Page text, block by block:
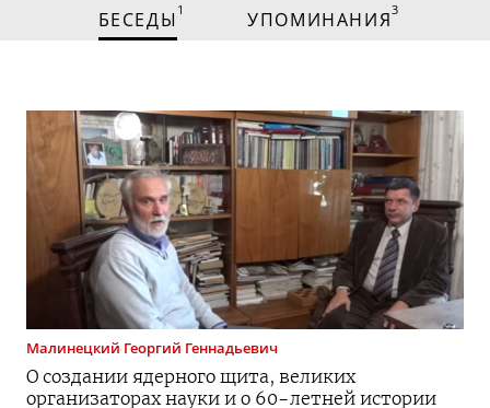
БЕСЕДЫ 1 УПОМИНАНИЯ3
Малинецкий Георгий Геннадьевич
О создании ядерного щита, великих
организаторах науки и о 60-летней истории